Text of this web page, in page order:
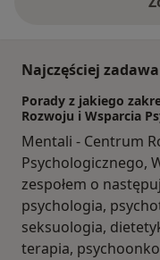
Najczęściej
Porady z jakiego
Rozwoju i Wsparcia
Mentali - Centrum
Psychologicznego,
zespołem o
psychologia,
seksuologia,
terapia,